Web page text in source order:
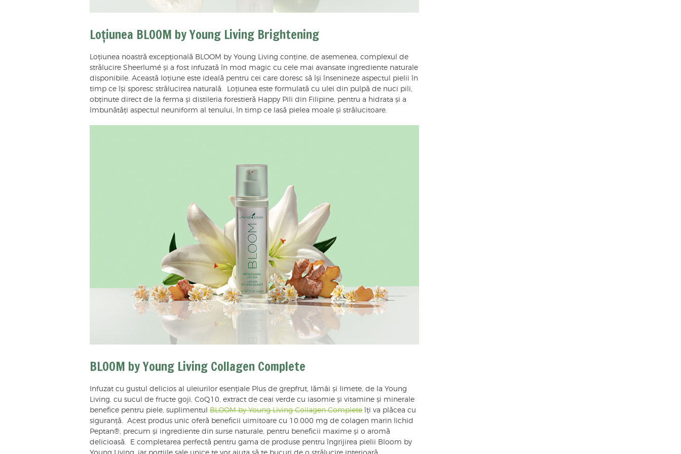
Loțiunea BLOOM by Young Living Brightening
Loțiunea noastră excepțională BLOOM by Young Living conține, de asemenea, complexul de
strălucire Sheerlumé și a fost infuzată în mod magic cu cele mai avansate ingrediente naturale
disponibile. Această loțiune este ideală pentru cei care doresc să își însenineze aspectul pielii în
timp ce își sporesc strălucirea naturală. Loțiunea este formulată cu ulei din pulpă de nuci pili,
obținute direct de la ferma și distileria forestieră Happy Pili din Filipine, pentru a hidrata și a
îmbunătăți aspectul neuniform al tenului, în timp ce lasă pielea moale și strălucitoare.
BLOOM by Young Living Collagen Complete
Infuzat cu gustul delicios al uleiurilor esențiale Plus de grepfrut, lămâi și limete, de la Young
Living, cu sucul de fructe goji, CoQ10, extract de ceai verde cu iasomie și vitamine și minerale
benefice pentru piele, suplimentul BLOOM by Young Living Collagen Complete îți va plăcea cu
siguranță. Acest produs unic oferă beneficii uimitoare cu 10.000 mg de colagen marin lichid
Peptan®, precum și ingrediente din surse naturale, pentru beneficii maxime și o aromă
delicioasă. E completarea perfectă pentru gama de produse pentru îngrijirea pielii Bloom by